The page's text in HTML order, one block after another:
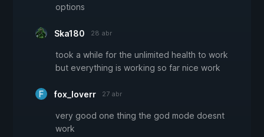
options
Ska180 28 abr
took a while for the unlimited health to work
but everything is working so far nice work
fox_loverr 27 abr
very good one thing the god mode doesnt
work